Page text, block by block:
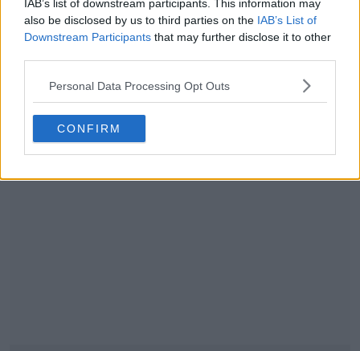
IAB’s list of downstream participants. This information may
also be disclosed by us to third parties on the IAB’s List of
Downstream Participants that may further disclose it to other
Personal Data Processing Opt Outs
CONFIRM